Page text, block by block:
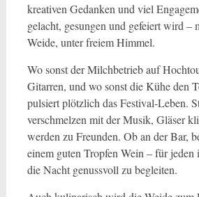
kreativen Gedanken und viel
gelacht, gesungen und gefeiert wird –
Weide, unter freiem Himmel.
Wo sonst der Milchbetrieb auf
Gitarren, und wo sonst die Kühe den
pulsiert plötzlich das Festival-Leben.
verschmelzen mit der Musik, Gläser
werden zu Freunden. Ob an der Bar,
einem guten Tropfen Wein – für jeden
die Nacht genussvoll zu begleiten.